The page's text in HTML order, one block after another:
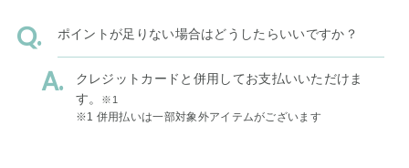
ポイントが足りない場合はどうしたらいいですか？
クレジットカードと併用してお支払いいただけま
す。
※1
※1 併用払いは一部対象外アイテムがございます